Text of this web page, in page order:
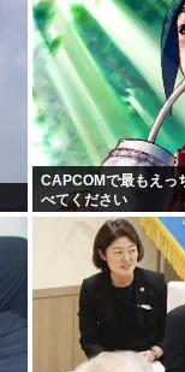
CAPCOMで最もえっ
べてください